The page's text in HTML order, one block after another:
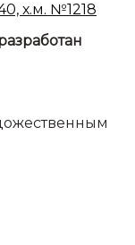
х.м. №1218